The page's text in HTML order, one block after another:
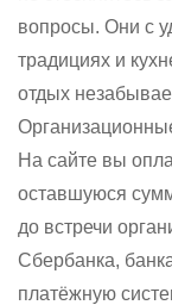
вопросы. Они с
традициях и
отдых
На сайте вы
оставшуюся
до встречи
Сбербанка,
платёжную